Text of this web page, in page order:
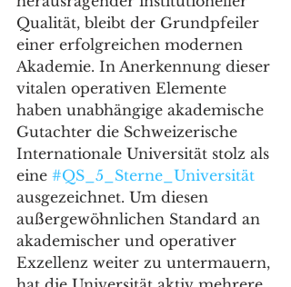
Qualität, bleibt der Grundpfeiler
einer erfolgreichen modernen
Akademie. In Anerkennung dieser
vitalen operativen Elemente
haben unabhängige akademische
Gutachter die Schweizerische
Internationale Universität stolz als
eine #QS_5_Sterne_Universität
ausgezeichnet. Um diesen
außergewöhnlichen Standard an
akademischer und operativer
Exzellenz weiter zu untermauern,